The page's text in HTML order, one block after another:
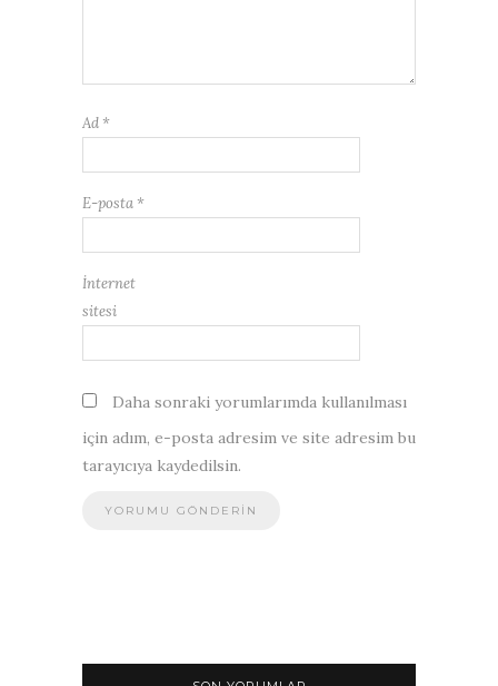
Ad *
E-posta *
İnternet
sitesi
Daha sonraki yorumlarımda kullanılması
için adım, e-posta adresim ve site adresim bu
tarayıcıya kaydedilsin.